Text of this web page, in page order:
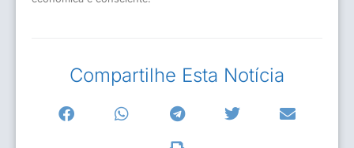
Compartilhe Esta Notícia